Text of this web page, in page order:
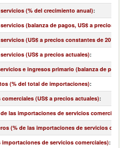
(% del crecimiento anual):
(balanza de pagos, US$ a precios
(US$ a precios constantes de 2010)
(US$ a precios actuales):
e ingresos primario (balanza de
(% del total de importaciones):
(US$ a precios actuales):
las importaciones de servicios comerciales)
(% de las importaciones de servicios
importaciones de servicios comerciales):